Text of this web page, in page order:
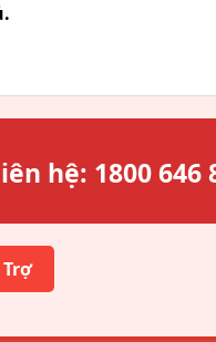
hệ: 1800 646